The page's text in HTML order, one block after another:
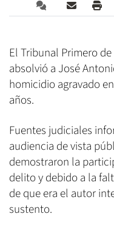
El Tribunal Primero
absolvió a José
homicidio agravado
años.
Fuentes judiciales
audiencia de vista
demostraron la
delito y debido a la
de que era el autor
sustento.